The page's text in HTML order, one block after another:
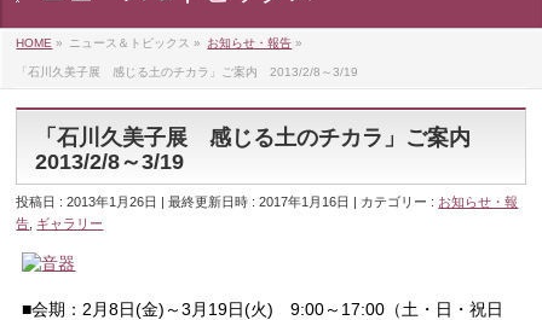
HOME » ニュース＆トピックス » お知らせ・報告 »
「石川久美子展 感じる土のチカラ」ご案内 2013/2/8～3/19
「石川久美子展 感じる土のチカラ」ご案内
2013/2/8～3/19
投稿日 : 2013年1月26日 最終更新日時 : 2017年1月16日 カテゴリー : お知らせ・報
告 ギャラリー
■会期：2月8日(金)～3月19日(火) 9:00～17:00（土・日・祝日